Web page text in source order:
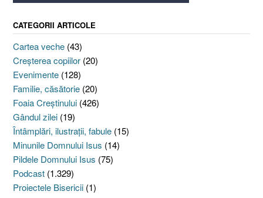
CATEGORII ARTICOLE
Cartea veche (43)
Creşterea copiilor (20)
Evenimente (128)
Familie, căsătorie (20)
Foaia Creştinului (426)
Gândul zilei (19)
Întâmplări, ilustraţii, fabule (15)
Minunile Domnului Isus (14)
Pildele Domnului Isus (75)
Podcast (1.329)
Proiectele Bisericii (1)